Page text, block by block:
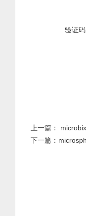
验证
上一篇：
下一篇：